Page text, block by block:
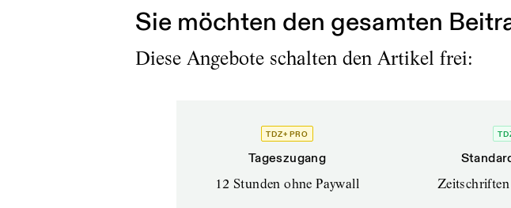
Sie möchten den gesamten
Diese Angebote schalten den Artikel frei:
TDZ+ PRO
Tageszugang
12 Stunden ohne Paywall